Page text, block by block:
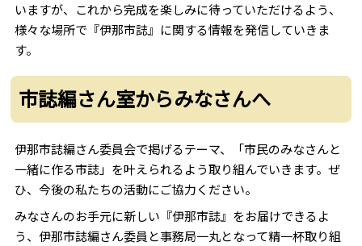
いますが、これから完成を楽しみに待っていただけるよう、
様々な場所で『伊那市誌』に関する情報を発信していきま
す。
市誌編さん室からみなさんへ
伊那市誌編さん委員会で掲げるテーマ、「市民のみなさんと
一緒に作る市誌」を叶えられるよう取り組んでいきます。ぜ
ひ、今後の私たちの活動にご協力ください。
みなさんのお手元に新しい『伊那市誌』をお届けできるよ
う、伊那市誌編さん委員と事務局一丸となって精一杯取り組